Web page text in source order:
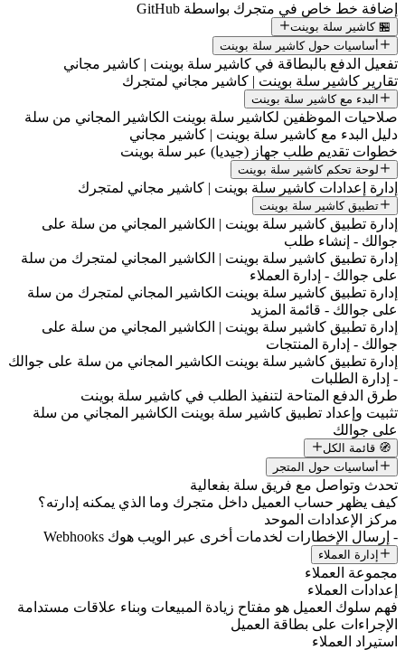
إضافة خط خاص في متجرك بواسطة GitHub
🏪 كاشير سلة بوينت
أساسيات حول كاشير سلة بوينت
تفعيل الدفع بالبطاقة في كاشير سلة بوينت | كاشير مجاني
تقارير كاشير سلة بوينت | كاشير مجاني لمتجرك
البدء مع كاشير سلة بوينت
صلاحيات الموظفين لكاشير سلة بوينت الكاشير المجاني من سلة
دليل البدء مع كاشير سلة بوينت | كاشير مجاني
خطوات تقديم طلب جهاز (جيديا) عبر سلة بوينت
لوحة تحكم كاشير سلة بوينت
إدارة إعدادات كاشير سلة بوينت | كاشير مجاني لمتجرك
تطبيق كاشير سلة بوينت
إدارة تطبيق كاشير سلة بوينت | الكاشير المجاني من سلة على
جوالك - إنشاء طلب
إدارة تطبيق كاشير سلة بوينت | الكاشير المجاني لمتجرك من سلة
على جوالك - إدارة العملاء
إدارة تطبيق كاشير سلة بوينت الكاشير المجاني لمتجرك من سلة
على جوالك - قائمة المزيد
إدارة تطبيق كاشير سلة بوينت | الكاشير المجاني من سلة على
جوالك - إدارة المنتجات
إدارة تطبيق كاشير سلة بوينت الكاشير المجاني من سلة على جوالك
- إدارة الطلبات
طرق الدفع المتاحة لتنفيذ الطلب في كاشير سلة بوينت
تثبيت وإعداد تطبيق كاشير سلة بوينت الكاشير المجاني من سلة
على جوالك
🧭 قائمة الكل
أساسيات حول المتجر
تحدث وتواصل مع فريق سلة بفعالية
كيف يظهر حساب العميل داخل متجرك وما الذي يمكنه إدارته؟
مركز الإعدادات الموحد
- إرسال الإخطارات لخدمات أخرى عبر الويب هوك Webhooks
إدارة العملاء
مجموعة العملاء
إعدادات العملاء
فهم سلوك العميل هو مفتاح زيادة المبيعات وبناء علاقات مستدامة
الإجراءات على بطاقة العميل
استيراد العملاء